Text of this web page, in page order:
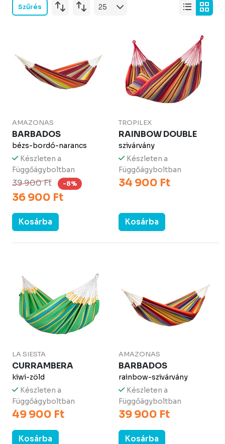
Szűrés
AMAZONAS
BARBADOS
bézs-bordó-narancs
Készleten a
Függőágyboltban
39 900 Ft -8%
36 900 Ft
Kosárba
TROPILEX
RAINBOW DOUBLE
szivárvány
Készleten a
Függőágyboltban
34 900 Ft
Kosárba
LA SIESTA
CURRAMBERA
kiwi-zöld
Készleten a
Függőágyboltban
49 900 Ft
Kosárba
AMAZONAS
BARBADOS
rainbow-szivárvány
Készleten a
Függőágyboltban
39 900 Ft
Kosárba